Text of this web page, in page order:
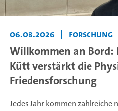
06.08.2026 | Forschung
Willkommen an Bord:
Kütt verstärkt die
Friedensforschung
Jedes Jahr kommen zahlreiche